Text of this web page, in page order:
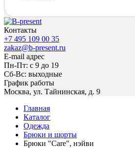
Контакты
+7 495 109 00 35
zakaz@b-present.ru
E-mail адрес
Пн-Пт: с 9 до 19
Сб-Вс: выходные
График работы
Москва, ул. Тайнинская, д. 9
Главная
Каталог
Одежда
Брюки и шорты
Брюки "Care", нэйви